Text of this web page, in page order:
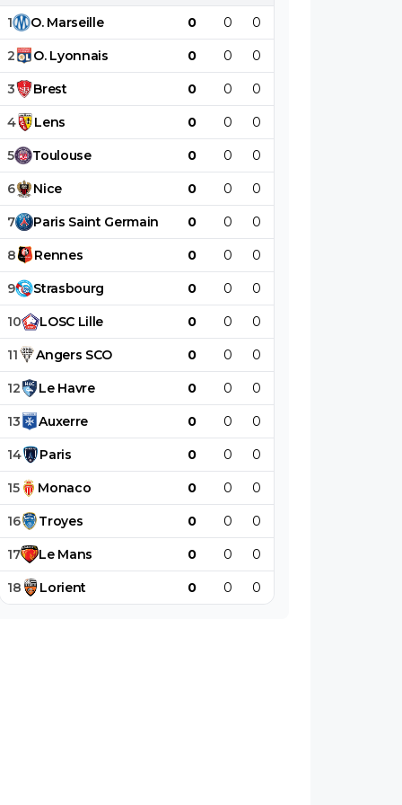
1 O. Marseille 0 0 0
2 O. Lyonnais 0 0 0
3 Brest 0 0 0
4 Lens 0 0 0
5 Toulouse 0 0 0
6 Nice 0 0 0
7 Paris Saint Germain 0 0 0
8 Rennes 0 0 0
9 Strasbourg 0 0 0
10 LOSC Lille 0 0 0
11 Angers SCO 0 0 0
12 Le Havre 0 0 0
13 Auxerre 0 0 0
14 Paris 0 0 0
15 Monaco 0 0 0
16 Troyes 0 0 0
17 Le Mans 0 0 0
18 Lorient 0 0 0